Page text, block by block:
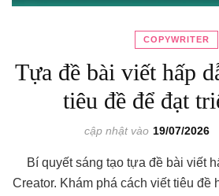
COPYWRITER
Tựa đề bài viết hấp
tiêu đề để đạt
cập nhật vào 19/07/2026
Bí quyết sáng tạo tựa đề bài viết
Creator. Khám phá cách viết tiêu đề